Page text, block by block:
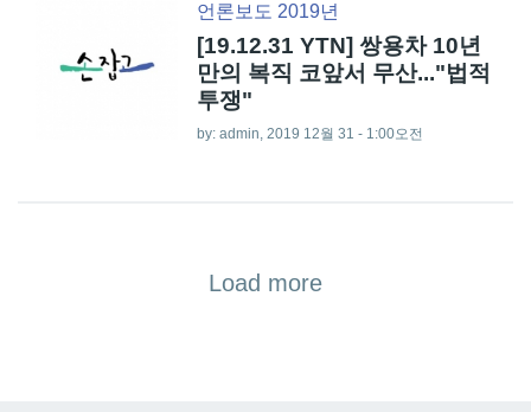
언론보도 2019년
[19.12.31 YTN] 쌍용차 10년
만의 복직 코앞서 무산..."법적
투쟁"
by: admin , 2019 12월 31 - 1:00오전
Load more